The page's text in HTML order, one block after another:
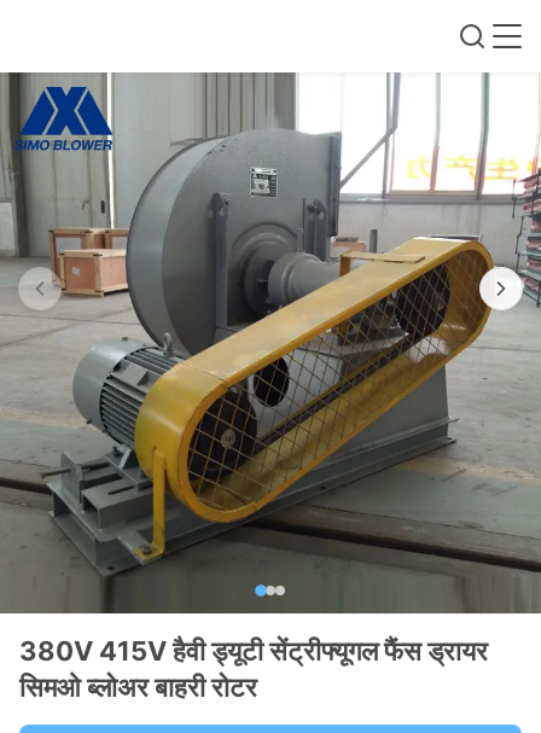
380V 415V हैवी ड्यूटी सेंट्रीफ्यूगल फैंस ड्रायर
सिमओ ब्लोअर बाहरी रोटर